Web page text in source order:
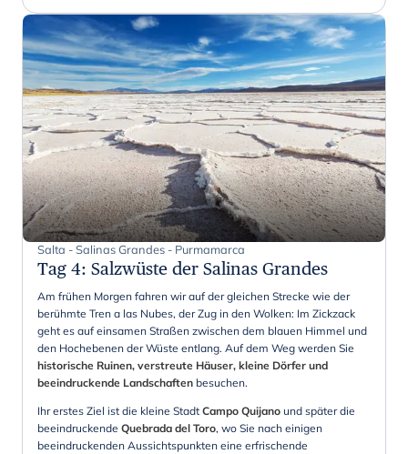
Salta - Salinas Grandes - Purmamarca
Tag 4: Salzwüste der Salinas Grandes
Am frühen Morgen fahren wir auf der gleichen Strecke wie der
berühmte Tren a las Nubes, der Zug in den Wolken: Im Zickzack
geht es auf einsamen Straßen zwischen dem blauen Himmel und
den Hochebenen der Wüste entlang. Auf dem Weg werden Sie
historische Ruinen, verstreute Häuser, kleine Dörfer und
beeindruckende Landschaften besuchen.
Ihr erstes Ziel ist die kleine Stadt Campo Quijano und später die
beeindruckende Quebrada del Toro, wo Sie nach einigen
beeindruckenden Aussichtspunkten eine erfrischende